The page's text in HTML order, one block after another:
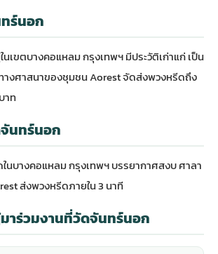
ร์นอก
เขตบางคอแหลม กรุงเทพฯ มีประวัติเก่าแก่ เป็น
งศาสนาของชุมชน Aorest จัดส่งพวงหรีดถึง
าท
นทร์นอก
นบางคอแหลม กรุงเทพฯ บรรยากาศสงบ ศาลา
ส่งพวงหรีดภายใน 3 นาที
าร่วมงานที่วัดจันทร์นอก